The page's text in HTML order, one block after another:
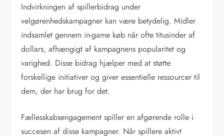
Indvirkningen af spillerbidrag under
velgørenhedskampagner kan være betydelig. Midler
indsamlet gennem in-game køb når ofte titusinder af
dollars, afhængigt af kampagnens popularitet og
varighed. Disse bidrag hjælper med at støtte
forskellige initiativer og giver essentielle ressourcer til
dem, der har brug for det.
Fællesskabsengagement spiller en afgørende rolle i
succesen af disse kampagner. Når spillere aktivt